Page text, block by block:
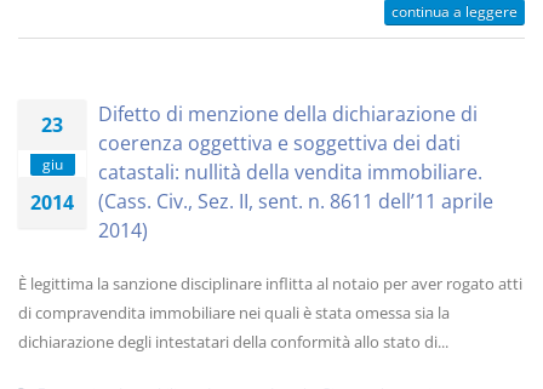
continua a leggere
23
giu
2014
Difetto di menzione della dichiarazione di
coerenza oggettiva e soggettiva dei dati
catastali: nullità della vendita immobiliare.
(Cass. Civ., Sez. II, sent. n. 8611 dell’11 aprile
2014)
È legittima la sanzione disciplinare inflitta al notaio per aver rogato atti
di compravendita immobiliare nei quali è stata omessa sia la
dichiarazione degli intestatari della conformità allo stato di...